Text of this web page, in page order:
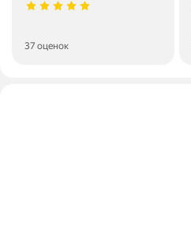
37 оценок